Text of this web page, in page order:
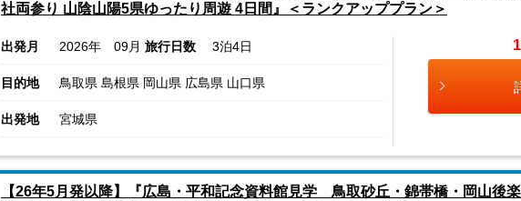
社両参り 山陰山陽5県ゆったり周遊 4日間』＜ランクアッププラン＞
出発月 2026年 09月 旅行日数 3泊4日
目的地 鳥取県 島根県 岡山県 広島県 山口県
出発地 宮城県
【26年5月発以降】『広島・平和記念資料館見学 鳥取砂丘・錦帯橋・岡山後